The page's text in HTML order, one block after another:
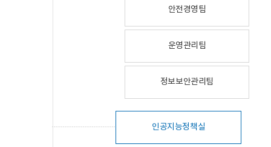
안전경영팀
운영관리팀
정보보안관리팀
인공지능정책실